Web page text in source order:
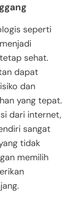
seperti
sehat.
dapat
dan
yang tepat.
dari internet,
sangat
tidak
memilih